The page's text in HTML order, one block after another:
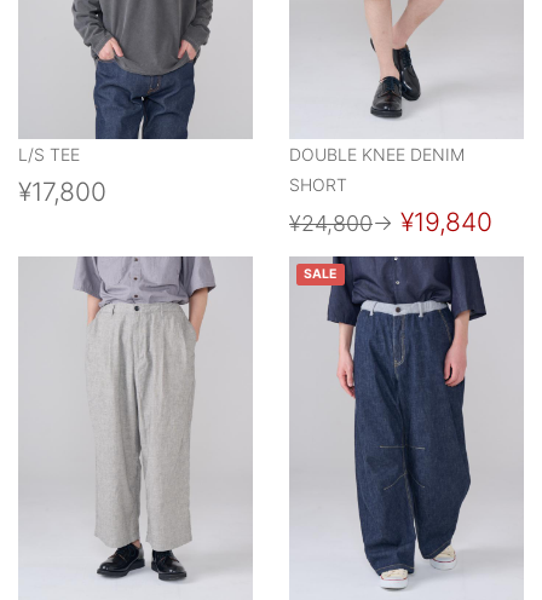
L/S TEE
¥17,800
DOUBLE KNEE DENIM
SHORT
¥24,800→ ¥19,840
SALE